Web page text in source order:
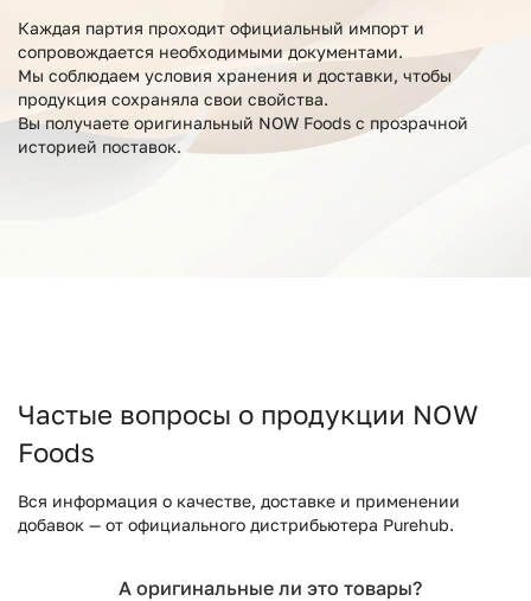
Каждая партия проходит официальный импорт и
сопровождается необходимыми документами.
Мы соблюдаем условия хранения и доставки, чтобы
продукция сохраняла свои свойства.
Вы получаете оригинальный NOW Foods с прозрачной
историей поставок.
Частые вопросы о продукции NOW
Foods
Вся информация о качестве, доставке и применении
добавок — от официального дистрибьютера Purehub.
А оригинальные ли это товары?